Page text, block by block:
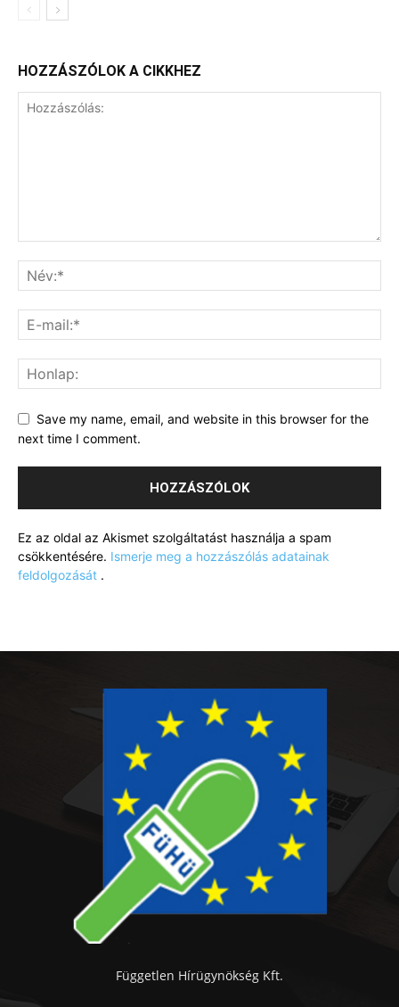
HOZZÁSZÓLOK A CIKKHEZ
Save my name, email, and website in this browser for the
next time I comment.
Ez az oldal az Akismet szolgáltatást használja a spam
csökkentésére. Ismerje meg a hozzászólás adatainak
feldolgozását .
Független Hírügynökség Kft.